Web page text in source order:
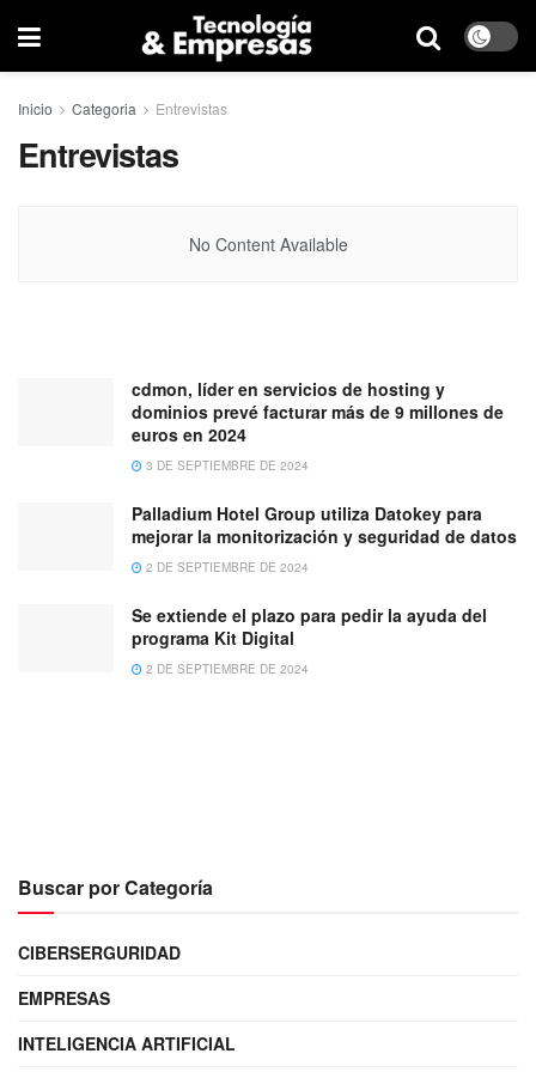
Inicio Categoria Entrevistas
Entrevistas
No Content Available
cdmon, líder en servicios de hosting y
dominios prevé facturar más de 9 millones de
euros en 2024
3 DE SEPTIEMBRE DE 2024
Palladium Hotel Group utiliza Datokey para
mejorar la monitorización y seguridad de datos
2 DE SEPTIEMBRE DE 2024
Se extiende el plazo para pedir la ayuda del
programa Kit Digital
2 DE SEPTIEMBRE DE 2024
Buscar por Categoría
CIBERSERGURIDAD
EMPRESAS
INTELIGENCIA ARTIFICIAL